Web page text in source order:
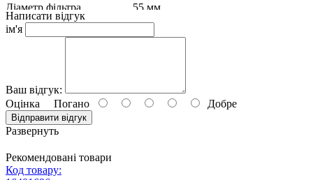
Діаметр фільтра
55 мм
Комплектація
Об'єктив Sigma 18-50mm f/2.8 DC
X)
Розміри
61.6 x 76.8 мм
Вага
Написати відгук
ім'я
Ваш відгук:
Оцінка Погано Добре
Відправити відгук
Развернуть
Рекомендовані товари
Код товару: